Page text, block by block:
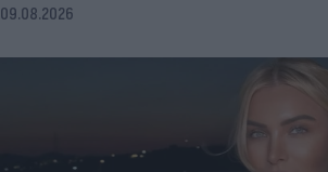
09.08.2026